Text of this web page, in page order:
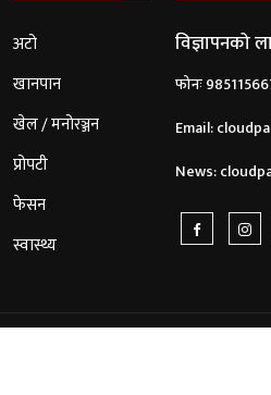
अटो
खानपान
खेल / मनोरञ्जन
प्रोपटी
फेसन
स्वास्थ्य
विज्ञापनको
फोनः
Email:
News: